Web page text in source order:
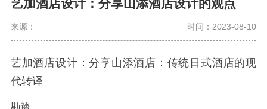
艺加酒店设计：分享山添酒店设计的观点
来源： 时间：2023-08-10
艺加酒店设计：分享山添酒店：传统日式酒店的现
代转译
勘踏